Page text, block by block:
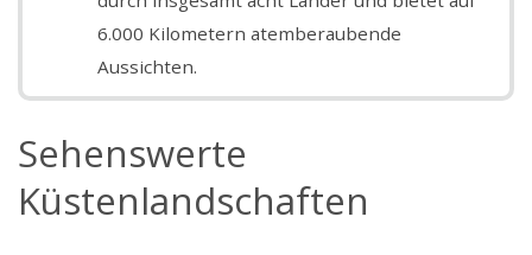
6.000 Kilometern atemberaubende
Aussichten.
Sehenswerte
Küstenlandschaften